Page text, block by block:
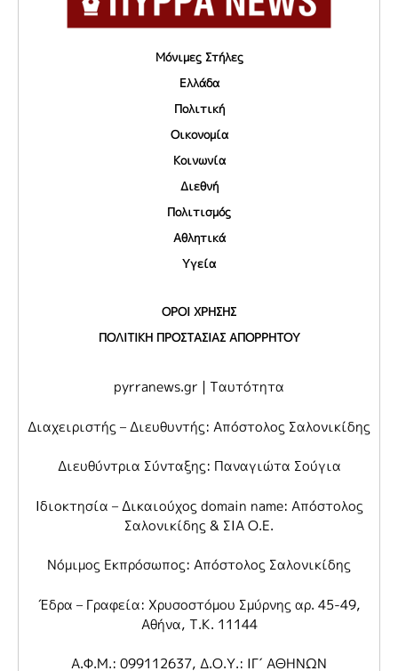
Μόνιμες Στήλες
Ελλάδα
Πολιτική
Οικονομία
Κοινωνία
Διεθνή
Πολιτισμός
Αθλητικά
Υγεία
ΟΡΟΙ ΧΡΗΣΗΣ
ΠΟΛΙΤΙΚΗ ΠΡΟΣΤΑΣΙΑΣ ΑΠΟΡΡΗΤΟΥ
pyrranews.gr | Ταυτότητα
Διαχειριστής – Διευθυντής: Απόστολος Σαλονικίδης
Διευθύντρια Σύνταξης: Παναγιώτα Σούγια
Ιδιοκτησία – Δικαιούχος domain name: Απόστολος
Σαλονικίδης & ΣΙΑ Ο.Ε.
Νόμιμος Εκπρόσωπος: Απόστολος Σαλονικίδης
Έδρα – Γραφεία: Χρυσοστόμου Σμύρνης αρ. 45-49,
Αθήνα, Τ.Κ. 11144
Α.Φ.Μ.: 099112637, Δ.Ο.Υ.: ΙΓ΄ ΑΘΗΝΩΝ